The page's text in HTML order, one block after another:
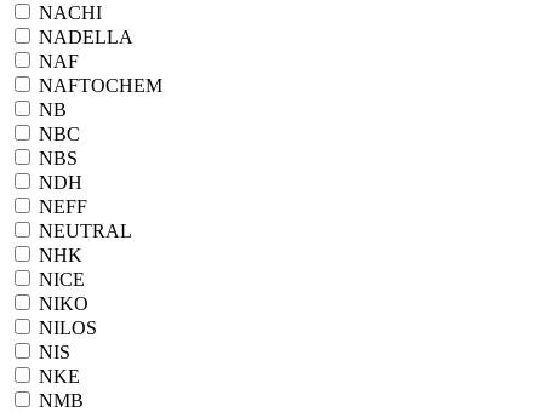
NACHI
NADELLA
NAF
NAFTOCHEM
NB
NBC
NBS
NDH
NEFF
NEUTRAL
NHK
NICE
NIKO
NILOS
NIS
NKE
NMB